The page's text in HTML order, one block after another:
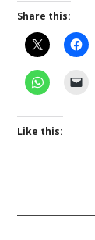
Share this:
Like this: